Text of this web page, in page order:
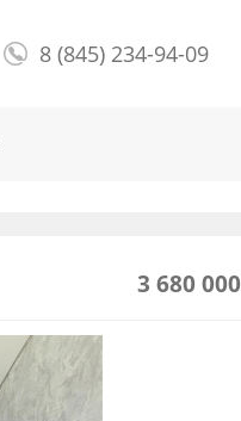
8 (845) 234-94-09
3 680 000